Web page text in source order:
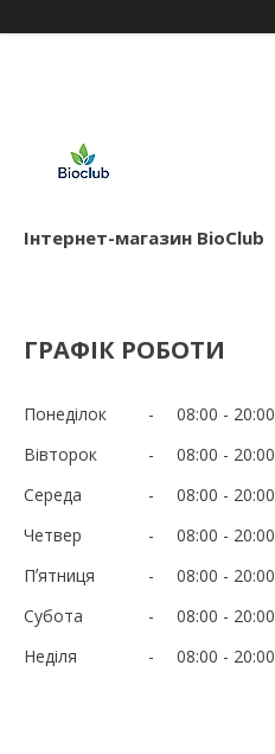
Інтернет-магазин BioClub
ГРАФІК РОБОТИ
Понеділок 08:00
20:00
Вівторок
08:00
20:00
Середа
08:00
20:00
Четвер
08:00
20:00
Пʼятниця
08:00
20:00
Субота
08:00
20:00
Неділя
08:00 20:00